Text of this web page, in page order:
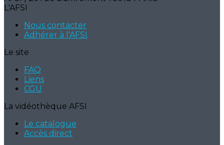
L'AFSI
Nous contacter
Adhérer à l'AFSI
Le site
FAQ
Liens
CGU
La vidéothèque AFSI
Le catalogue
Accès direct